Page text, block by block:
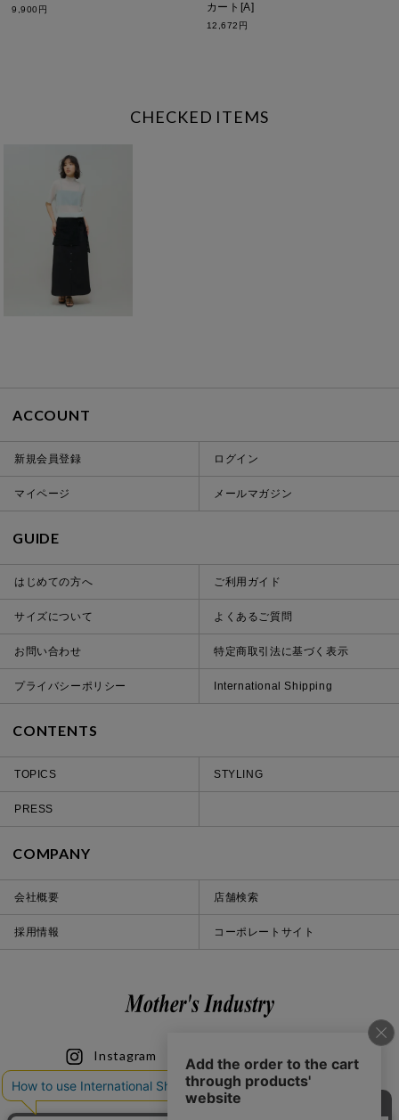
9,900円
カート[A]
12,672円
CHECKED ITEMS
ACCOUNT
新規会員登録 ログイン
マイページ メールマガジン
GUIDE
はじめての方へ ご利用ガイド
サイズについて よくあるご質問
お問い合わせ 特定商取引法に基づく表示
プライバシーポリシー International Shipping
CONTENTS
TOPICS STYLING
PRESS
COMPANY
会社概要 店舗検索
採用情報 コーポレートサイト
Instagram LINE
iOS Android